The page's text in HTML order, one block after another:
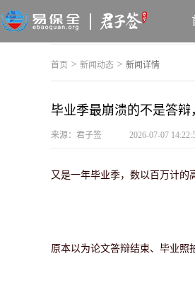
首页 > 新闻动态 > 新闻详情
毕业季最崩溃的不是答辩
来源：君子签 2026-07-07
又是一年毕业季，数以百万计的
原本以为论文答辩结束、毕业照